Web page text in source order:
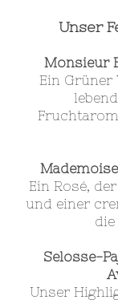
Unser
Monsieur
Ein Grüner
Ein Rosé,
und einer
die
Selosse-
Unser